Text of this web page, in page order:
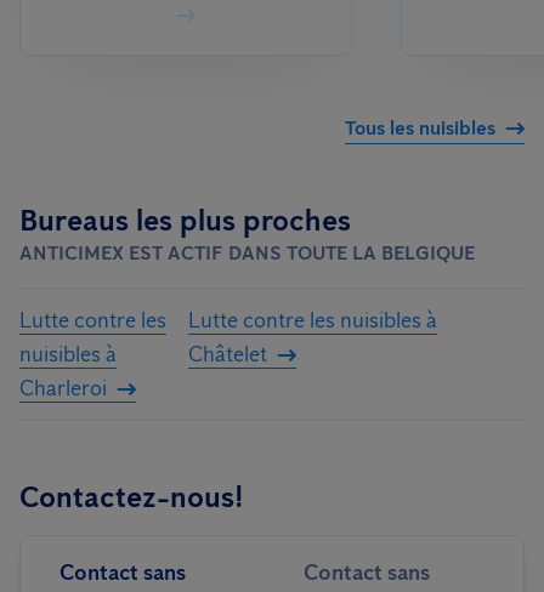
Tous les nuisibles
Bureaus les plus proches
ANTICIMEX EST ACTIF DANS TOUTE LA BELGIQUE
Lutte contre les
nuisibles à
Charleroi
Lutte contre les nuisibles à
Châtelet
Contactez-nous!
Contact sans
Contact sans